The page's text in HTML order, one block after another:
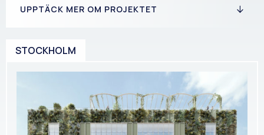
UPPTÄCK MER OM PROJEKTET
STOCKHOLM